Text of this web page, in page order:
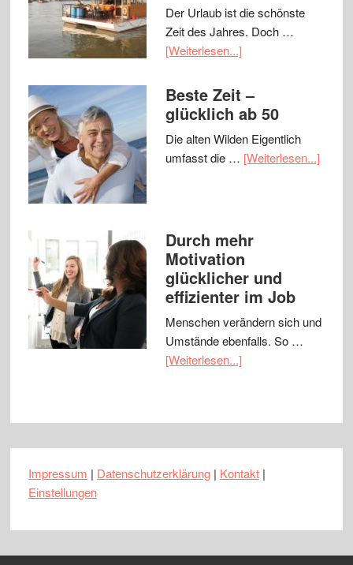
Der Urlaub ist die schönste
Zeit des Jahres. Doch …
[Weiterlesen...]
Beste Zeit –
glücklich ab 50
Die alten Wilden Eigentlich
umfasst die … [Weiterlesen...]
Durch mehr
Motivation
glücklicher und
effizienter im Job
Menschen verändern sich und
Umstände ebenfalls. So …
[Weiterlesen...]
Impressum | Datenschutzerklärung| Kontakt|
Einstellungen